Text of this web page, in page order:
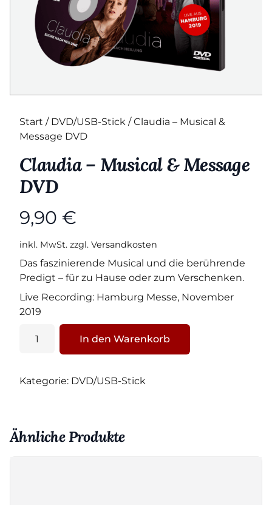
Start / DVD/USB-Stick / Claudia – Musical &
Message DVD
Claudia – Musical & Message
DVD
9,90 €
inkl. MwSt. zzgl. Versandkosten
Das faszinierende Musical und die berührende
Predigt – für zu Hause oder zum Verschenken.
Live Recording: Hamburg Messe, November
2019
&
Message
In den Warenkorb
Kategorie: DVD/USB-Stick
Ähnliche Produkte